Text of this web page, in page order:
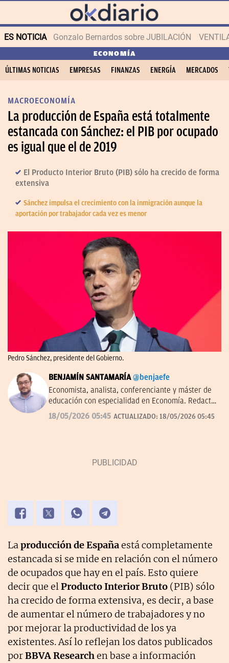
ES NOTICIA Gonzalo Bernardos sobre JUBILACIÓN
ECONOMÍA
ÚLTIMAS NOTICIAS EMPRESAS FINANZAS ENERGÍA MERCADOS
MACROECONOMÍA
La producción de España está totalmente
estancada con Sánchez: el PIB por ocupado
es igual que el de 2019
El Producto Interior Bruto (PIB) sólo ha crecido de forma
extensiva
Sánchez impulsa el crecimiento con la inmigración aunque la
aportación por trabajador cada vez es menor
Pedro Sánchez, presidente del Gobierno.
BENJAMÍN SANTAMARÍA @benjaefe
Economista, analista, conferenciante y máster de
educación con especialidad en Economía. Redactor
de economía y empresas en OKDIARIO y autor de
'La economía a través del tiempo' en el Instituto
18/05/2026 05:45 ACTUALIZADO: 18/05/2026 05:45
Laproducción de Españaestá completamente
estancada si se mide en relación con el número
de ocupados que hay en el país. Esto quiere
decir que elProducto Interior Bruto (PIB) sólo
ha crecido de forma extensiva, es decir, a base
de aumentar el número de trabajadores y no
por mejorar la productividad de los ya
existentes. Así lo reflejan los datos publicados
porBBVA Researchen base a información